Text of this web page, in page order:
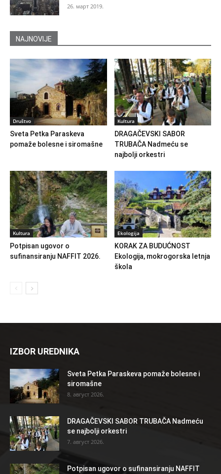
26. март 2019.
NAJNOVIJE
Društvo
Sveta Petka Paraskeva
pomaže bolesne i siromašne
Kultura
DRAGAČEVSKI SABOR
TRUBAČA Nadmeću se
najbolji orkestri
Kultura
Potpisan ugovor o
sufinansiranju NAFFIT 2026.
Ekologija
KORAK ZA BUDUĆNOST
Ekologija, mokrogorska letnja
škola
IZBOR UREDNIKA
Sveta Petka Paraskeva pomaže bolesne i
siromašne
8. август 2026.
DRAGAČEVSKI SABOR TRUBAČA Nadmeću
se najbolji orkestri
7. август 2026.
Potpisan ugovor o sufinansiranju NAFFIT